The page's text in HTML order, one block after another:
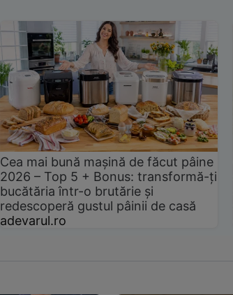
Cea mai bună mașină de făcut pâine
2026 – Top 5 + Bonus: transformă-ți
bucătăria într-o brutărie și
redescoperă gustul pâinii de casă
adevarul.ro